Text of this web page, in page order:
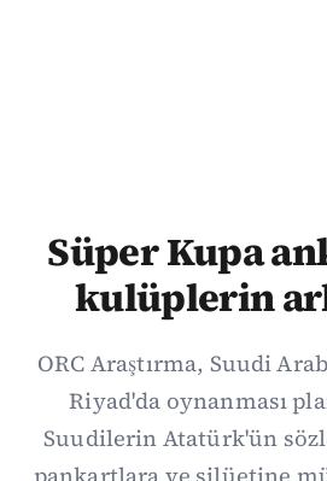
Süper Kupa
kulüplerin
ORC Araştırma, Suudi
Riyad'da oynanması
Suudilerin Atatürk'ün